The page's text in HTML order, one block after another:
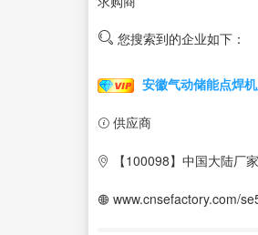
您搜索到的企业如下：
安徽气动储能点焊
供应商
【100098】中国大陆厂
www.cnsefactory.com/